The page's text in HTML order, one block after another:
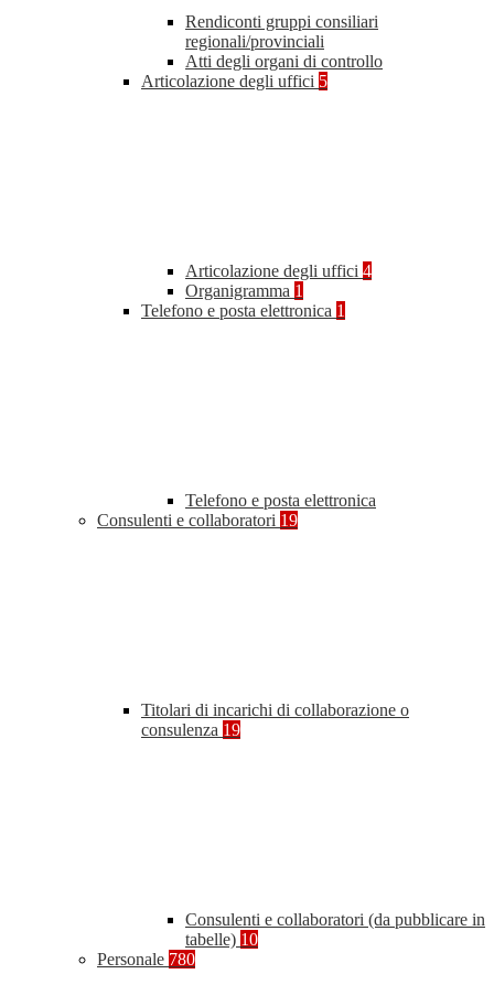
Rendiconti gruppi consiliari
regionali/provinciali
Atti degli organi di controllo
Articolazione degli uffici 5
Articolazione degli uffici 4
Organigramma 1
Telefono e posta elettronica 1
Telefono e posta elettronica
Consulenti e collaboratori 19
Titolari di incarichi di collaborazione o
consulenza 19
Consulenti e collaboratori (da pubblicare in
tabelle) 10
Personale 780